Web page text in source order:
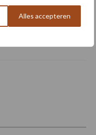
Alles accepteren
scoren